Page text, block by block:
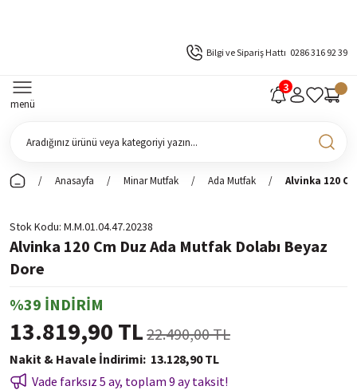
Bilgi ve Sipariş Hattı 0286 316 92 39
menü
Anasayfa Minar Mutfak Ada Mutfak Alvinka 120
Stok Kodu M.M.01.04.47.20238
Alvinka 120 Cm Duz Ada Mutfak Dolabı Beyaz
Dore
%39 İNDİRİM
13.819,90 TL 22.490,00 TL
Nakit & Havale İndirimi 13.128,90 TL
Vade farksız 5 ay, toplam 9 ay taksit!